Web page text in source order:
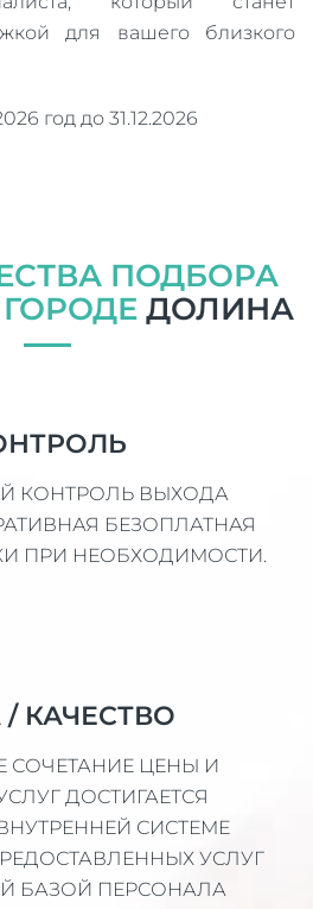
для вашего близкого
год до 31.12.2026
ПОДБОРА
ДОЛИНА
КОНТРОЛЬ ВЫХОДА
БЕЗОПЛАТНАЯ
ПРИ НЕОБХОДИМОСТИ.
КАЧЕСТВО
СОЧЕТАНИЕ ЦЕНЫ И
ДОСТИГАЕТСЯ
СИСТЕМЕ
УСЛУГ
БАЗОЙ ПЕРСОНАЛА